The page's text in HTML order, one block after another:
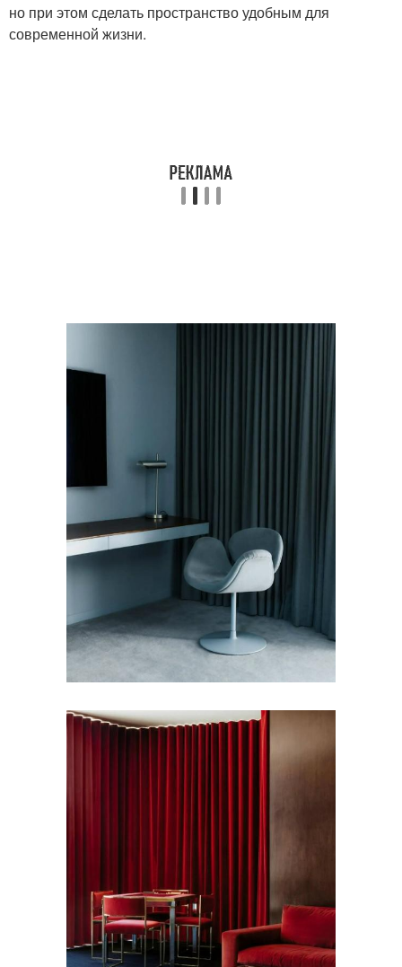
но при этом сделать пространство удобным для
современной жизни.